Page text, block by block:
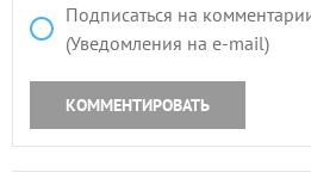
Подписаться на
(Уведомления на e-mail)
КОММЕНТИРОВАТЬ